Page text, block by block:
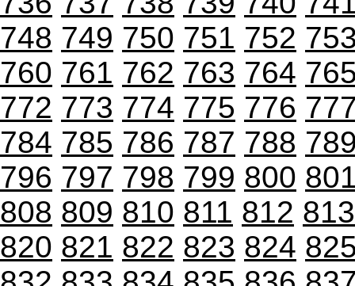
748 749 750 751 752
760 761 762 763 764
772 773 774 775 776
784 785 786 787 788
796 797 798 799 800
808 809 810 811 812 813
820 821 822 823 824